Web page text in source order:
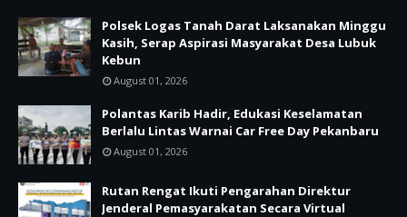
Polsek Logas Tanah Darat Laksanakan Minggu
Kasih, Serap Aspirasi Masyarakat Desa Lubuk
Kebun
August 01, 2026
Polantas Karib Hadir, Edukasi Keselamatan
Berlalu Lintas Warnai Car Free Day Pekanbaru
August 01, 2026
Rutan Rengat Ikuti Pengarahan Direktur
Jenderal Pemasyarakatan Secara Virtual